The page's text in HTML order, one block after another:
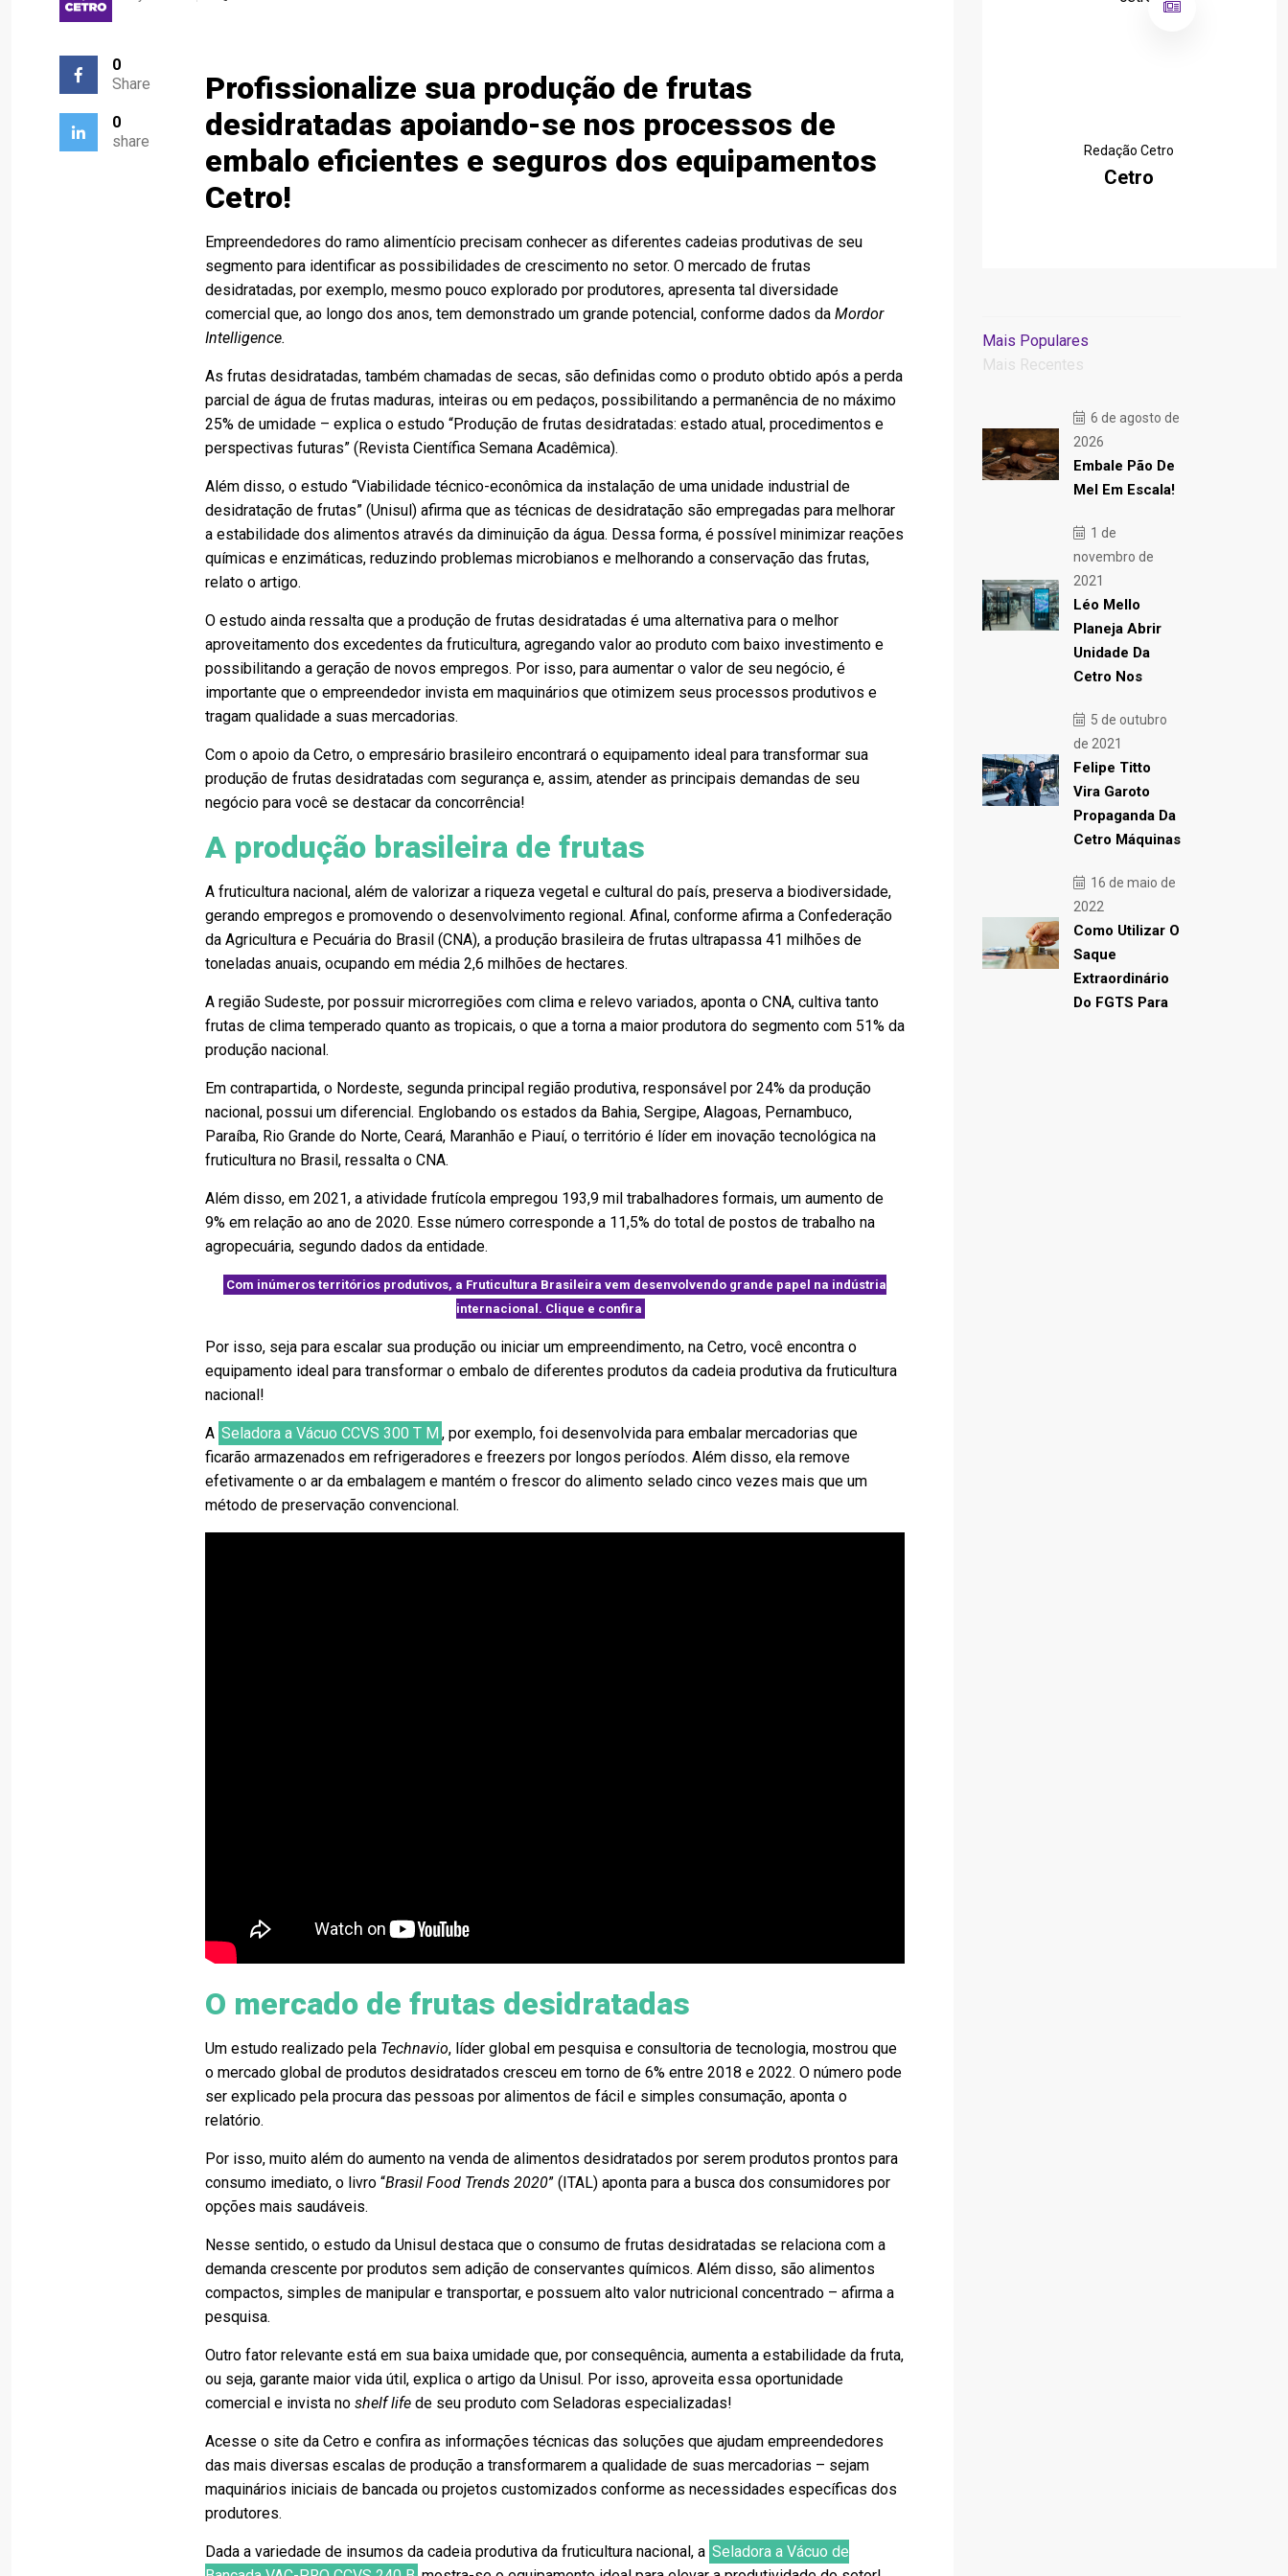
0
Share
0
share
Profissionalize sua produção de frutas
desidratadas apoiando-se nos processos de
embalo eficientes e seguros dos equipamentos
Cetro!
Empreendedores do ramo alimentício precisam conhecer as diferentes cadeias produtivas de seu
segmento para identificar as possibilidades de crescimento no setor. O mercado de frutas
desidratadas, por exemplo, mesmo pouco explorado por produtores, apresenta tal diversidade
comercial que, ao longo dos anos, tem demonstrado um grande potencial, conforme dados daMordor
Intelligence.
As frutas desidratadas, também chamadas de secas, são definidas como o produto obtido após a perda
parcial de água de frutas maduras, inteiras ou em pedaços, possibilitando a permanência de no máximo
25% de umidade – explica o estudo “Produção de frutas desidratadas: estado atual, procedimentos e
perspectivas futuras” (Revista Científica Semana Acadêmica).
Além disso, o estudo “Viabilidade técnico-econômica da instalação de uma unidade industrial de
desidratação de frutas” (Unisul) afirma que as técnicas de desidratação são empregadas para melhorar
a estabilidade dos alimentos através da diminuição da água. Dessa forma, é possível minimizar reações
químicas e enzimáticas, reduzindo problemas microbianos e melhorando a conservação das frutas,
relato o artigo.
O estudo ainda ressalta que a produção de frutas desidratadas é uma alternativa para o melhor
aproveitamento dos excedentes da fruticultura, agregando valor ao produto com baixo investimento e
possibilitando a geração de novos empregos. Por isso, para aumentar o valor de seu negócio, é
importante que o empreendedor invista em maquinários que otimizem seus processos produtivos e
tragam qualidade a suas mercadorias.
Com o apoio da Cetro, o empresário brasileiro encontrará o equipamento ideal para transformar sua
produção de frutas desidratadas com segurança e, assim, atender as principais demandas de seu
negócio para você se destacar da concorrência!
A produção brasileira de frutas
A fruticultura nacional, além de valorizar a riqueza vegetal e cultural do país, preserva a biodiversidade,
gerando empregos e promovendo o desenvolvimento regional. Afinal, conforme afirma a Confederação
da Agricultura e Pecuária do Brasil (CNA), a produção brasileira de frutas ultrapassa 41 milhões de
toneladas anuais, ocupando em média 2,6 milhões de hectares.
A região Sudeste, por possuir microrregiões com clima e relevo variados, aponta o CNA, cultiva tanto
frutas de clima temperado quanto as tropicais, o que a torna a maior produtora do segmento com 51% da
produção nacional.
Em contrapartida, o Nordeste, segunda principal região produtiva, responsável por 24% da produção
nacional, possui um diferencial. Englobando os estados da Bahia, Sergipe, Alagoas, Pernambuco,
Paraíba, Rio Grande do Norte, Ceará, Maranhão e Piauí, o território é líder em inovação tecnológica na
fruticultura no Brasil, ressalta o CNA.
Além disso, em 2021, a atividade frutícola empregou 193,9 mil trabalhadores formais, um aumento de
9% em relação ao ano de 2020. Esse número corresponde a 11,5% do total de postos de trabalho na
agropecuária, segundo dados da entidade.
Com inúmeros territórios produtivos, a Fruticultura Brasileira vem desenvolvendo grande papel na indústria
internacional. Clique e confira
Por isso, seja para escalar sua produção ou iniciar um empreendimento, na Cetro, você encontra o
equipamento ideal para transformar o embalo de diferentes produtos da cadeia produtiva da fruticultura
nacional!
A Seladora a Vácuo CCVS 300 T M , por exemplo, foi desenvolvida para embalar mercadorias que
ficarão armazenados em refrigeradores e freezers por longos períodos. Além disso, ela remove
efetivamente o ar da embalagem e mantém o frescor do alimento selado cinco vezes mais que um
método de preservação convencional.
O mercado de frutas desidratadas
Um estudo realizado pela Technavio, líder global em pesquisa e consultoria de tecnologia, mostrou que
o mercado global de produtos desidratados cresceu em torno de 6% entre 2018 e 2022. O número pode
ser explicado pela procura das pessoas por alimentos de fácil e simples consumação, aponta o
relatório.
Por isso, muito além do aumento na venda de alimentos desidratados por serem produtos prontos para
consumo imediato, o livro “Brasil Food Trends 2020” (ITAL) aponta para a busca dos consumidores por
opções mais saudáveis.
Nesse sentido, o estudo da Unisul destaca que o consumo de frutas desidratadas se relaciona com a
demanda crescente por produtos sem adição de conservantes químicos. Além disso, são alimentos
compactos, simples de manipular e transportar, e possuem alto valor nutricional concentrado – afirma a
pesquisa.
Outro fator relevante está em sua baixa umidade que, por consequência, aumenta a estabilidade da fruta,
ou seja, garante maior vida útil, explica o artigo da Unisul. Por isso, aproveita essa oportunidade
comercial e invista no shelf life de seu produto com Seladoras especializadas!
Acesse o site da Cetro e confira as informações técnicas das soluções que ajudam empreendedores
das mais diversas escalas de produção a transformarem a qualidade de suas mercadorias – sejam
maquinários iniciais de bancada ou projetos customizados conforme as necessidades específicas dos
produtores.
Dada a variedade de insumos da cadeia produtiva da fruticultura nacional, a Seladora a Vácuo de
Redação Cetro
Cetro
Mais Populares
Mais Recentes
6 de agosto de
2026
Embale Pão De
Mel Em Escala!
1 de
novembro de
2021
Léo Mello
Planeja Abrir
Unidade Da
Cetro Nos
5 de outubro
de 2021
Felipe Titto
Vira Garoto
Propaganda Da
Cetro Máquinas
16 de maio de
2022
Como Utilizar O
Saque
Extraordinário
Do FGTS Para